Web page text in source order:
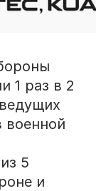
1 раз в 2
военной
5
и